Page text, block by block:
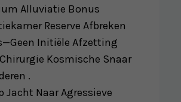
Alluviatie Bonus
Reserve Afbreken
Initiële Afzetting
Kosmische Snaar
.
Jacht Naar Agressieve